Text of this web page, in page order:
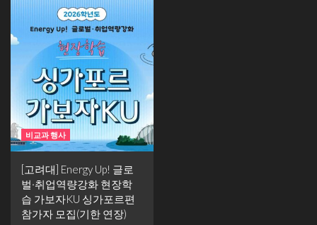
비교과 행사
[고려대] Energy Up! 글로
벌·취업역량강화 현장학
습 가보자KU 싱가포르편
참가자 모집(기한 연장)